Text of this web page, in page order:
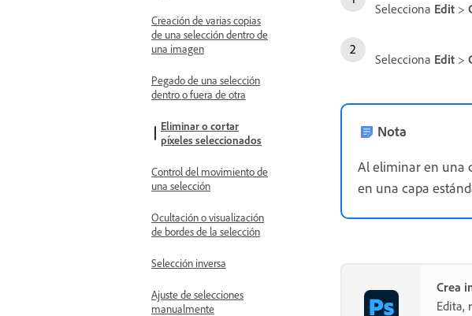
Creación de varias copias
de una selección dentro de
una imagen
Pegado de una selección
dentro o fuera de otra
Eliminar o cortar
píxeles seleccionados
Control del movimiento de
una selección
Ocultación o visualización
de bordes de la selección
Selección inversa
Ajuste de selecciones
manualmente
Selecciona Edit >
Selecciona Edit >
Nota
Al eliminar en una
en una capa
Crea
Edita,